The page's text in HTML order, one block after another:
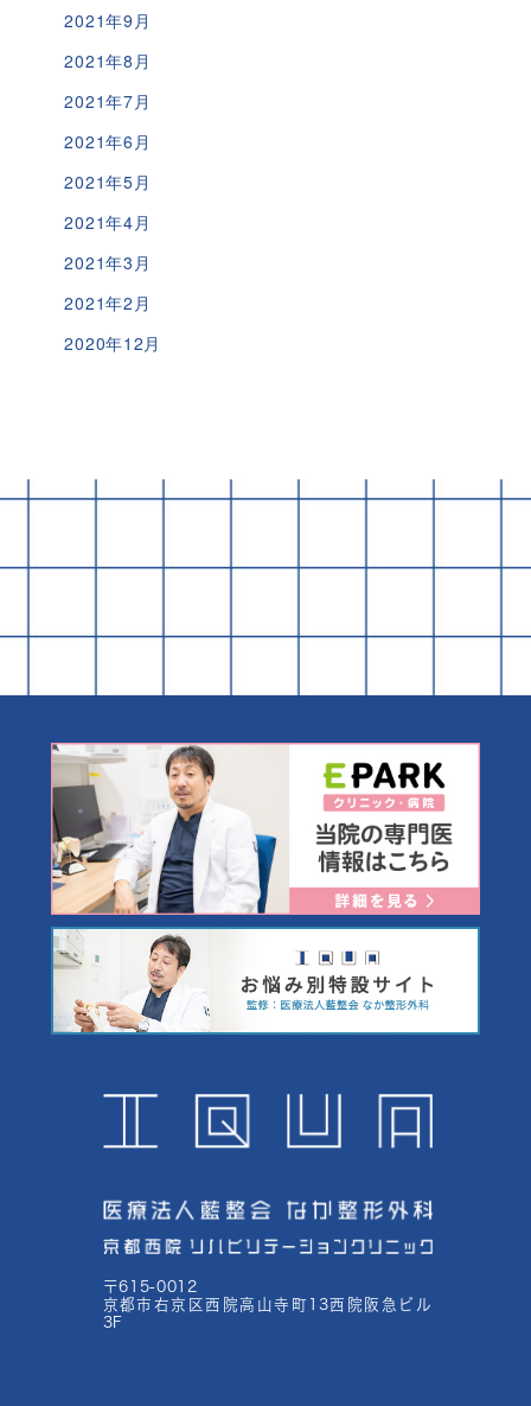
2021年9月
2021年8月
2021年7月
2021年6月
2021年5月
2021年4月
2021年3月
2021年2月
2020年12月
〒615-0012
京都市右京区西院高山寺町13西院阪急ビル
3F